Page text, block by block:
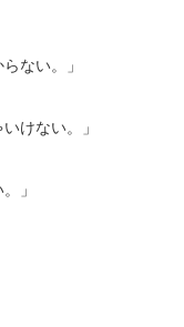
ない。」
けない。」
」